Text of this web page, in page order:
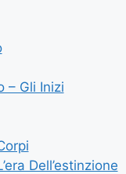
– Gli Inizi
Dell’estinzione